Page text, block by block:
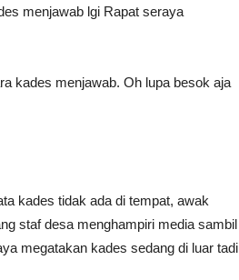
menjawab lgi Rapat seraya
kades menjawab. Oh lupa besok aja
kades tidak ada di tempat, awak
staf desa menghampiri media sambil
megatakan kades sedang di luar tadi